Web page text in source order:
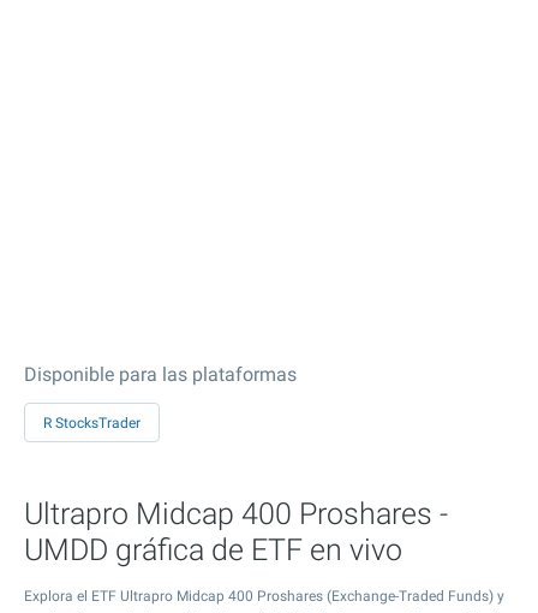
Disponible para las plataformas
R StocksTrader
Ultrapro Midcap 400 Proshares -
UMDD gráfica de ETF en vivo
Explora el ETF Ultrapro Midcap 400 Proshares (Exchange-Traded Funds) y